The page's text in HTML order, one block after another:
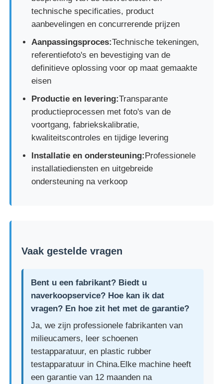
technische specificaties, product
aanbevelingen en concurrerende prijzen
Aanpassingsproces:Technische tekeningen,
referentiefoto's en bevestiging van de
definitieve oplossing voor op maat gemaakte
eisen
Productie en levering:Transparante
productieprocessen met foto's van de
voortgang, fabriekskalibratie,
kwaliteitscontroles en tijdige levering
Installatie en ondersteuning:Professionele
installatiediensten en uitgebreide
ondersteuning na verkoop
Vaak gestelde vragen
Bent u een fabrikant? Biedt u
naverkoopservice? Hoe kan ik dat
vragen? En hoe zit het met de garantie?
Ja, we zijn professionele fabrikanten van
milieucamers, leer schoenen
testapparatuur, en plastic rubber
testapparatuur in China.Elke machine heeft
een garantie van 12 maanden na